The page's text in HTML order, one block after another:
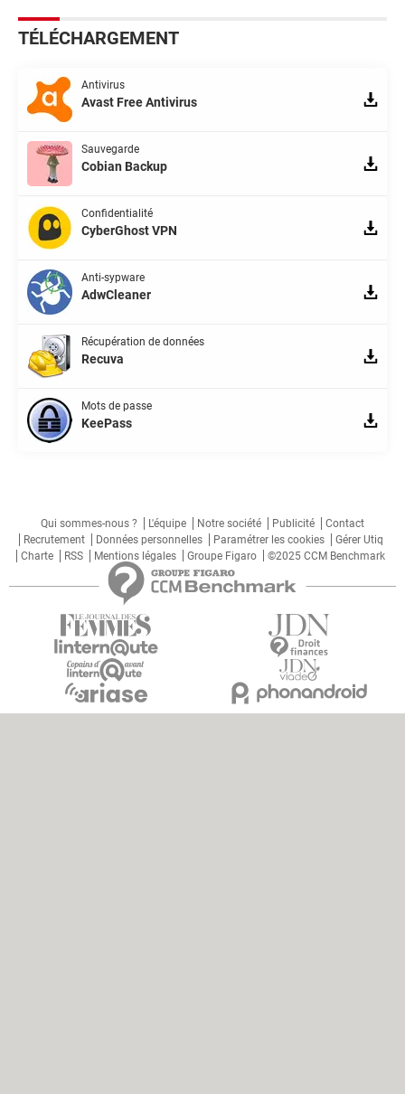
TÉLÉCHARGEMENT
Antivirus
Avast Free Antivirus
Sauvegarde
Cobian Backup
Confidentialité
CyberGhost VPN
Anti-sypware
AdwCleaner
Récupération de données
Recuva
Mots de passe
KeePass
Qui sommes-nous ? L'équipe Notre société Publicité
Contact
Recrutement
Données personnelles Paramétrer les cookies
Gérer Utiq
Charte
RSS Mentions légales Groupe Figaro ©2025 CCM Benchmark